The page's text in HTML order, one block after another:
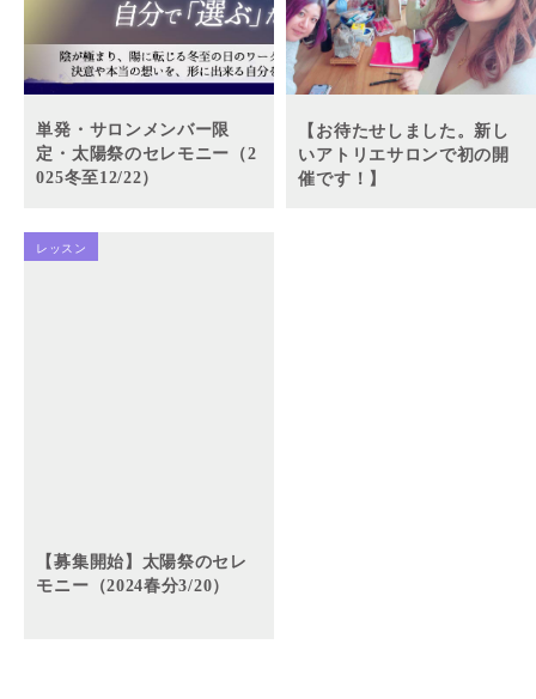
単発・サロンメンバー限
定・太陽祭のセレモニー（2
025冬至12/22）
【お待たせしました。新し
いアトリエサロンで初の開
催です！】
レッスン
【募集開始】太陽祭のセレ
モニー（2024春分3/20）